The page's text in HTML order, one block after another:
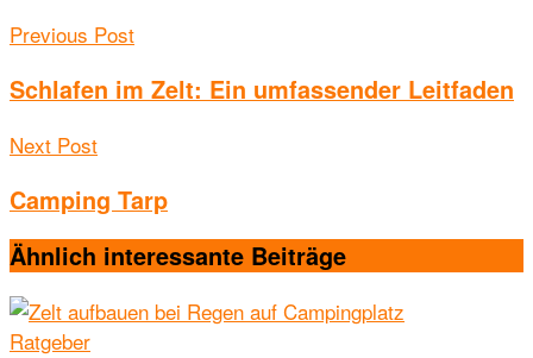
Previous Post
Schlafen im Zelt: Ein umfassender Leitfaden
Next Post
Camping Tarp
Ähnlich interessante Beiträge
Ratgeber